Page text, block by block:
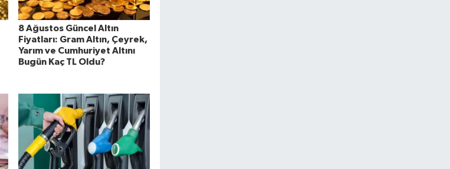
8 Ağustos Güncel Altın
Fiyatları: Gram Altın, Çeyrek,
Yarım ve Cumhuriyet Altını
Bugün Kaç TL Oldu?